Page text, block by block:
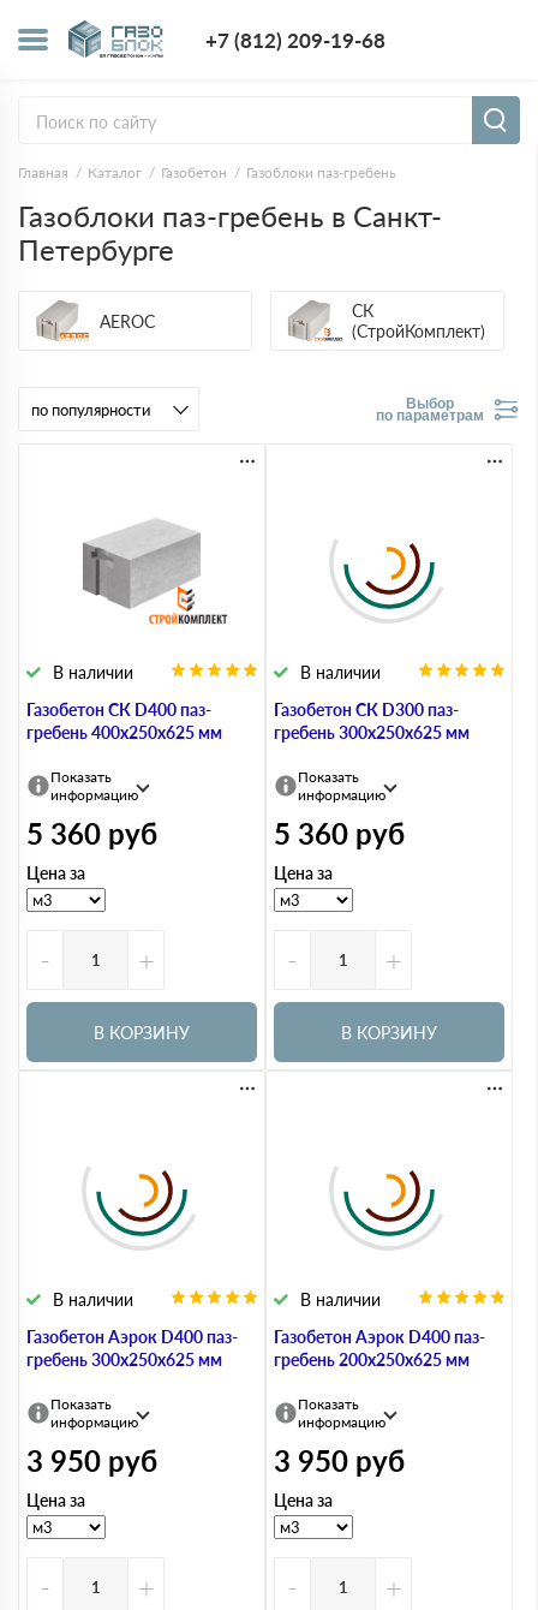
+7 (812) 209-19-68
Главная Каталог Газобетон Газоблоки паз-гребень
Газоблоки паз-гребень в Санкт-
Петербурге
AEROC
СК
(СтройКомплект)
Выбор
по параметрам
Газобетон СК D400 паз-
гребень 400х250х625 мм
В наличии
Показать
информацию
5 360 руб
Цена за
- +
В КОРЗИНУ
Газобетон СК D300 паз-
гребень 300х250х625 мм
В наличии
Показать
информацию
5 360 руб
Цена за
- +
В КОРЗИНУ
Газобетон Аэрок D400 паз-
гребень 300х250х625 мм
В наличии
Показать
информацию
3 950 руб
Цена за
- +
Газобетон Аэрок D400 паз-
гребень 200х250х625 мм
В наличии
Показать
информацию
3 950 руб
Цена за
- +